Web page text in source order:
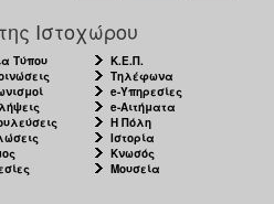
Ιστοχώρου
Τύπου
Κ.Ε.Π.
Τηλέφωνα
e-Υπηρεσίες
e-Αιτήματα
Η Πόλη
Ιστορία
Κνωσός
Μουσεία